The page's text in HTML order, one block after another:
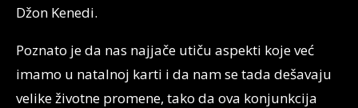
Džon Kenedi.
Poznato je da nas najjače utiču aspekti koje već
imamo u natalnoj karti i da nam se tada dešavaju
velike životne promene, tako da ova konjunkcija